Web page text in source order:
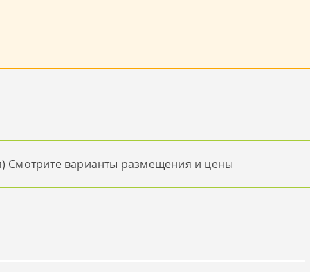
Смотрите варианты размещения и цены